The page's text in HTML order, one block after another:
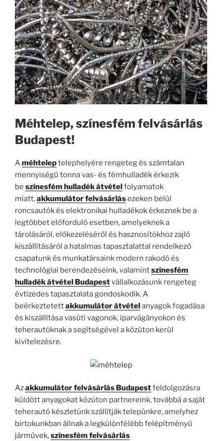
Méhtelep, színesfém felvásárlás
Budapest!
Améhteleptelephelyére rengeteg és számtalan
mennyiségű tonna vas- és fémhulladék érkezik
be színesfém hulladék átvétel folyamatok
miatt,akkumulátor felvásárlásezeken belül
roncsautók és elektronikai hulladékok érkeznek be a
legtöbbet előforduló esetben, amelyeknek a
tárolásáról, előkezeléséről és hasznosítókhoz zajló
kiszállításáról a hatalmas tapasztalattal rendelkező
csapatunk és munkatársaink modern rakodó és
technológiai berendezéseink, valamintszínesfém
hulladék átvétel Budapestvállalkozásunk rengeteg
évtizedes tapasztalata gondoskodik. A
beérkeztetettakkumulátor átvétel anyagok fogadása
és kiszállítása vasúti vagonok, iparvágányokon és
teherautóknak a segítségével a közúton kerül
kivitelezésre.
Azakkumulátor felvásárlás Budapestfeldolgozásra
küldött anyagokat közúton partnereink, továbbá a saját
teherautó készletünk szállítják telepünkre, amelyhez
birtokunkban állnak a legkülönfélébb felépítményű
járművek,színesfém felvásárlás